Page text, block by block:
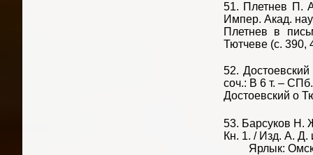
51. Плетнев П.
Импер. Акад.
Плетнев в
Тютчеве (с. 390,
52.
соч.: В 6 т. –
Достоевский о
53. Барсуков Н.
Кн. 1. / Изд. А.
Ярлык: